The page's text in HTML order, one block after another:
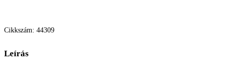
Cikkszám: 44309
Leírás